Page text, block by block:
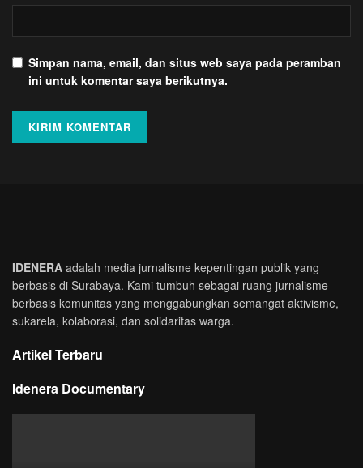
Simpan nama, email, dan situs web saya pada peramban
ini untuk komentar saya berikutnya.
IDENERA adalah media jurnalisme kepentingan publik yang
berbasis di Surabaya. Kami tumbuh sebagai ruang jurnalisme
berbasis komunitas yang menggabungkan semangat aktivisme,
sukarela, kolaborasi, dan solidaritas warga.
Artikel Terbaru
Idenera Documentary